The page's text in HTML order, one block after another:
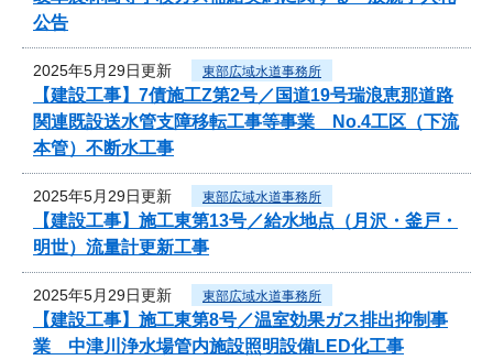
公告
2025年5月29日更新 東部広域水道事務所
【建設工事】7債施工Z第2号／国道19号瑞浪恵那道路
関連既設送水管支障移転工事等事業 No.4工区（下流
本管）不断水工事
2025年5月29日更新 東部広域水道事務所
【建設工事】施工東第13号／給水地点（月沢・釜戸・
明世）流量計更新工事
2025年5月29日更新 東部広域水道事務所
【建設工事】施工東第8号／温室効果ガス排出抑制事
業 中津川浄水場管内施設照明設備LED化工事